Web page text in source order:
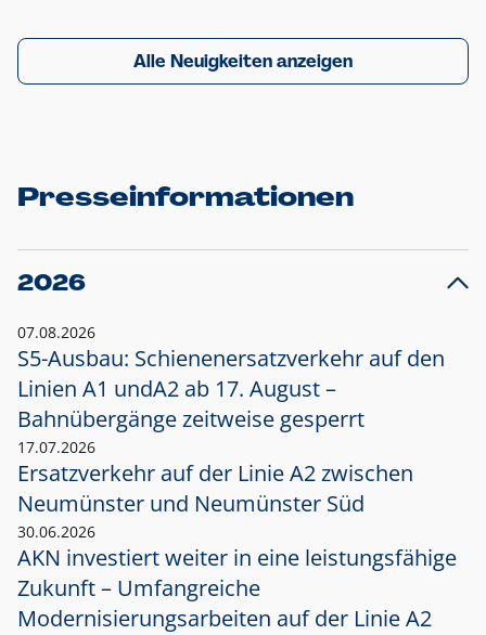
Alle Neuigkeiten anzeigen
Presseinformationen
2026
07.08.2026
S5-Ausbau: Schienenersatzverkehr auf den
Linien A1 undA2 ab 17. August –
Bahnübergänge zeitweise gesperrt
17.07.2026
Ersatzverkehr auf der Linie A2 zwischen
Neumünster und Neumünster Süd
30.06.2026
AKN investiert weiter in eine leistungsfähige
Zukunft – Umfangreiche
Modernisierungsarbeiten auf der Linie A2